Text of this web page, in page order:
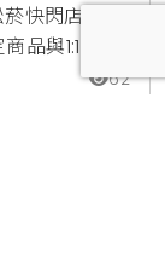
快閃店！麥
品與1:1雕像
62